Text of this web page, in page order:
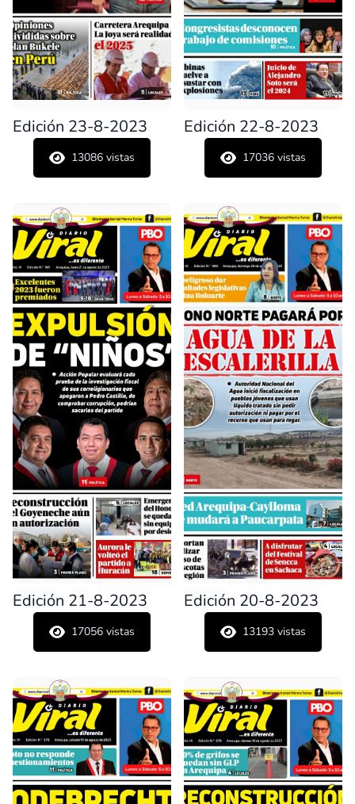
Edición 23-8-2023
13086 vistas
Edición 22-8-2023
17036 vistas
Edición 21-8-2023
17056 vistas
Edición 20-8-2023
13193 vistas